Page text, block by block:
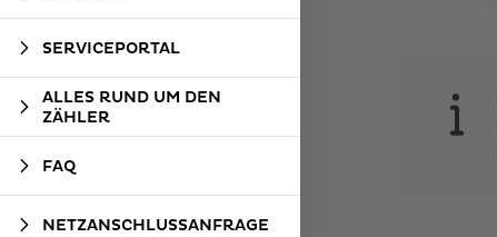
SERVICEPORTAL
ALLES RUND UM DEN
ZÄHLER
FAQ
NETZANSCHLUSSANFRAGE